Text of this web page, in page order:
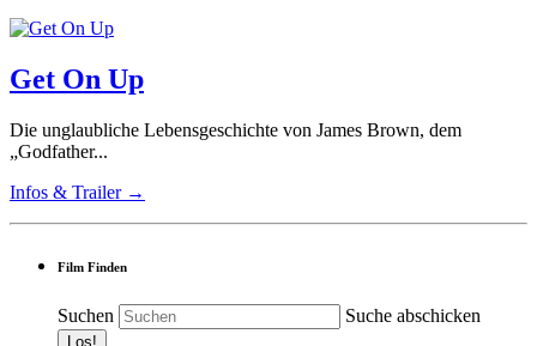
Get On Up
Die unglaubliche Lebensgeschichte von James Brown, dem
„Godfather...
Infos & Trailer →
Film Finden
Suchen Suche abschicken